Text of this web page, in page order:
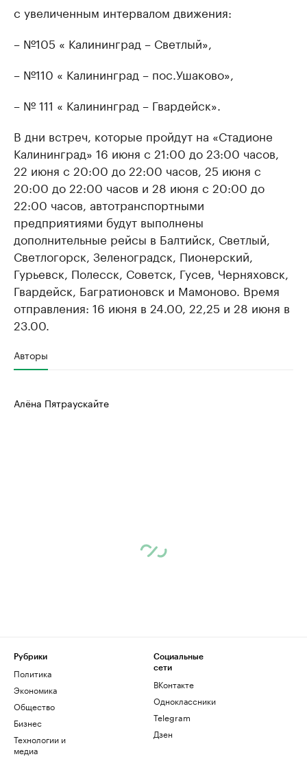
с увеличенным интервалом движения:
– №105 « Калининград – Светлый»,
– №110 « Калининград – пос.Ушаково»,
– № 111 « Калининград – Гвардейск».
В дни встреч, которые пройдут на «Стадионе
Калининград» 16 июня с 21:00 до 23:00 часов,
22 июня с 20:00 до 22:00 часов, 25 июня с
20:00 до 22:00 часов и 28 июня с 20:00 до
22:00 часов, автотранспортными
предприятиями будут выполнены
дополнительные рейсы в Балтийск, Светлый,
Светлогорск, Зеленоградск, Пионерский,
Гурьевск, Полесск, Советск, Гусев, Черняховск,
Гвардейск, Багратионовск и Мамоново. Время
отправления: 16 июня в 24.00, 22,25 и 28 июня в
23.00.
Авторы
Алёна Пятраускайте
Рубрики
Политика
Экономика
Общество
Бизнес
Технологии и
медиа
Социальные
сети
ВКонтакте
Одноклассники
Telegram
Дзен